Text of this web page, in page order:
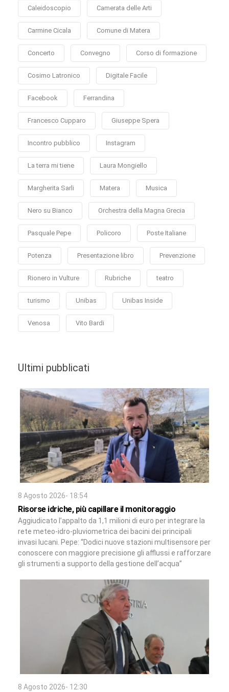
Caleidoscopio Camerata delle Arti
Carmine Cicala Comune di Matera
Concerto Convegno Corso di formazione
Cosimo Latronico Digitale Facile
Facebook Ferrandina
Francesco Cupparo Giuseppe Spera
Incontro pubblico Instagram
La terra mi tiene Laura Mongiello
Margherita Sarli Matera Musica
Nero su Bianco Orchestra della Magna Grecia
Pasquale Pepe Policoro Poste Italiane
Potenza Presentazione libro Prevenzione
Rionero in Vulture Rubriche teatro
turismo Unibas Unibas Inside
Venosa Vito Bardi
Ultimi pubblicati
8 Agosto 2026- 18:54
Risorse idriche, più capillare il monitoraggio
Aggiudicato l’appalto da 1,1 milioni di euro per integrare la
rete meteo-idro-pluviometrica dei bacini dei principali
invasi lucani. Pepe: “Dodici nuove stazioni multisensore per
conoscere con maggiore precisione gli afflussi e rafforzare
gli strumenti a supporto della gestione dell’acqua”
8 Agosto 2026- 12:30